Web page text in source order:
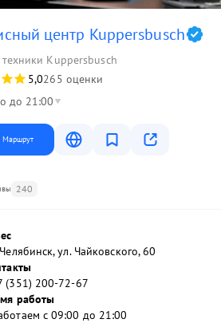
центр Kuppersbusch
Kuppersbusch
5,0265 оценки
до 21:00
Маршрут
240
Челябинск, ул. Чайковского, 60
(351) 200-72-67
работы
с 09:00 до 21:00